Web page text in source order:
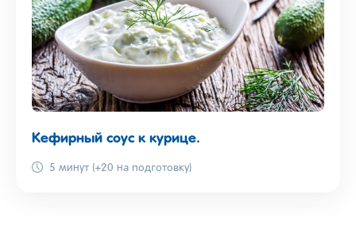
Кефирный соус к курице.
5 минут (+20 на подготовку)